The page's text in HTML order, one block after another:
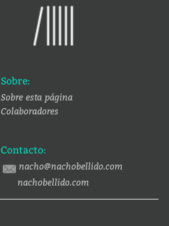
Sobre:
Sobre esta página
Colaboradores
Contacto:
nacho@nachobellido.com
nachobellido.com